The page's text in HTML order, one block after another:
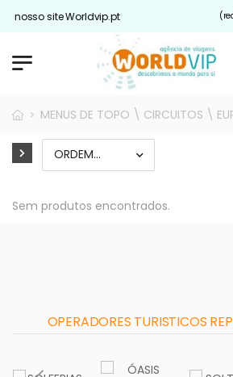
nosso site Worldvip.pt
MENUS DE TOPO \ CIRCUITOS \
Sem produtos encontrados.
OPERADORES TURISTICOS